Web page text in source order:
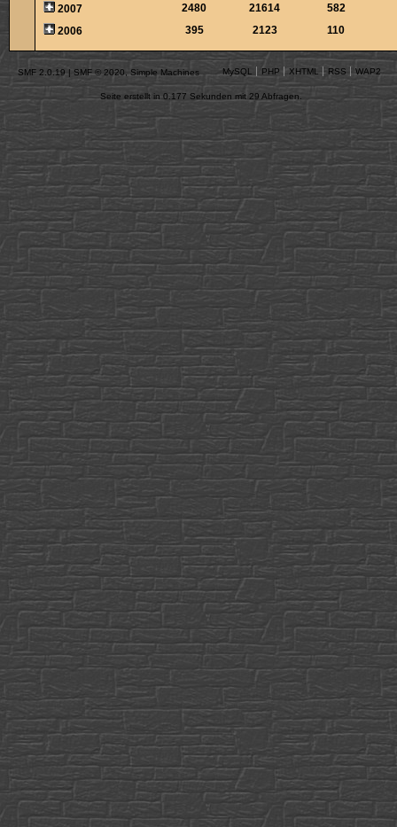
2007
2480 21614
582
2006
395 2123 110
SMF 2.0.19 | SMF © 2020 Simple Machines MySQL PHP XHTML RSS WAP2
Seite erstellt in 0.177 Sekunden mit 29 Abfragen.